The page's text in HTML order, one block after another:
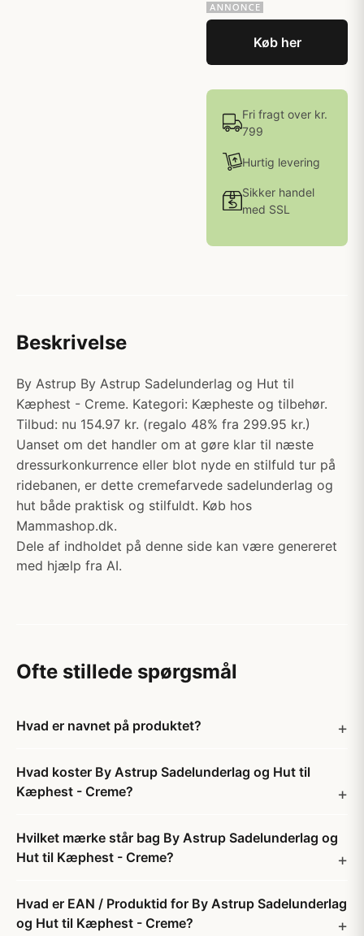
Køb her
Fri fragt over kr.
799
Hurtig levering
Sikker handel
med SSL
Beskrivelse
By Astrup By Astrup Sadelunderlag og Hut til
Kæphest - Creme. Kategori: Kæpheste og tilbehør.
Tilbud: nu 154.97 kr. (regalo 48% fra 299.95 kr.)
Uanset om det handler om at gøre klar til næste
dressurkonkurrence eller blot nyde en stilfuld tur på
ridebanen, er dette cremefarvede sadelunderlag og
hut både praktisk og stilfuldt. Køb hos
Mammashop.dk.
Dele af indholdet på denne side kan være genereret
med hjælp fra AI.
Ofte stillede spørgsmål
Hvad er navnet på produktet?
Hvad koster By Astrup Sadelunderlag og Hut til
Kæphest - Creme?
Hvilket mærke står bag By Astrup Sadelunderlag og
Hut til Kæphest - Creme?
Hvad er EAN / Produktid for By Astrup Sadelunderlag
og Hut til Kæphest - Creme?